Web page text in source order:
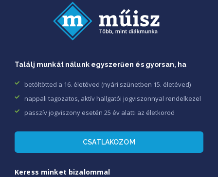
Találj munkát nálunk egyszerűen és gyorsan, ha
betöltötted a 16. életéved (nyári szünetben 15. életéved)
nappali tagozatos, aktív hallgatói jogviszonnyal rendelkezel
passzív jogviszony esetén 25 év alatti az életkorod
CSATLAKOZOM
Keress minket bizalommal